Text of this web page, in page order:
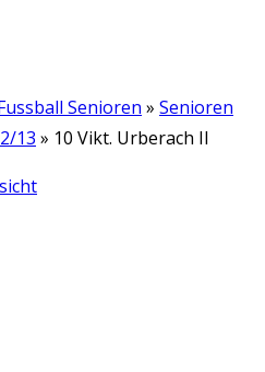
Senioren » Senioren
13 » 10 Vikt. Urberach II